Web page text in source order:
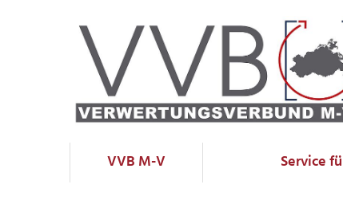
VVB M-V Service